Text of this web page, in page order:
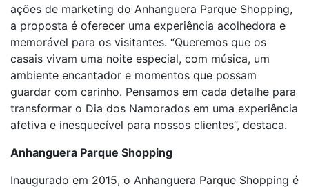
ações de marketing do Anhanguera Parque Shopping,
a proposta é oferecer uma experiência acolhedora e
memorável para os visitantes. “Queremos que os
casais vivam uma noite especial, com música, um
ambiente encantador e momentos que possam
guardar com carinho. Pensamos em cada detalhe para
transformar o Dia dos Namorados em uma experiência
afetiva e inesquecível para nossos clientes”, destaca.
Anhanguera Parque Shopping
Inaugurado em 2015, o Anhanguera Parque Shopping é